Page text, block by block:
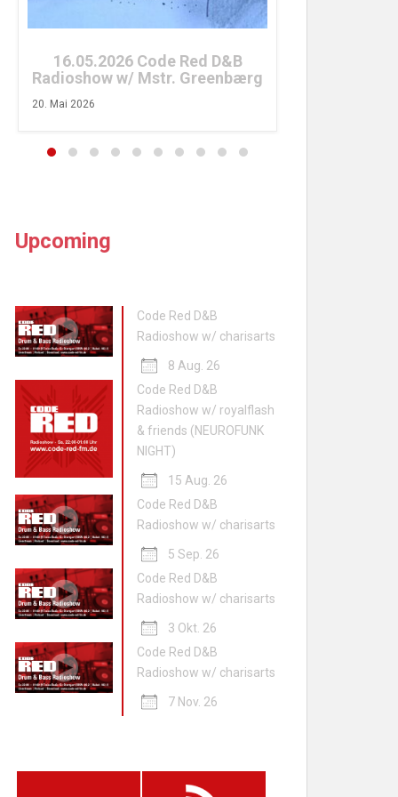
16.05.2026 Code Red D&B
Radioshow w/ Mstr. Greenbærg
20. Mai 2026
Upcoming
Code Red D&B
Radioshow w/ charisarts
8 Aug. 26
Code Red D&B
Radioshow w/ royalflash
& friends (NEUROFUNK
NIGHT)
15 Aug. 26
Code Red D&B
Radioshow w/ charisarts
5 Sep. 26
Code Red D&B
Radioshow w/ charisarts
3 Okt. 26
Code Red D&B
Radioshow w/ charisarts
7 Nov. 26